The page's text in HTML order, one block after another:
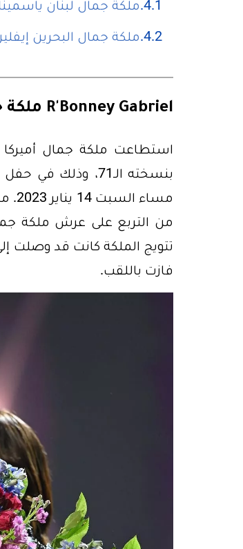
ملكة جمال لبنان
ملكة جمال البحرين
R'Bonney Gabriel ملكة جمال الكون 2022
بنسخته الـ71،
تتويج الملكة كانت قد وصلت
فازت باللقب.